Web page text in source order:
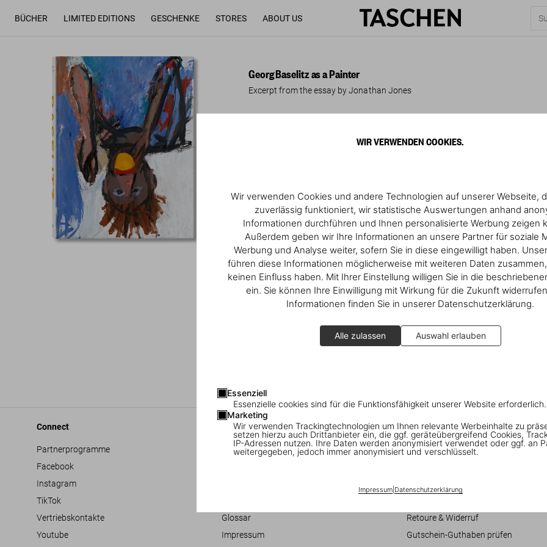
WIR VERWENDEN COOKIES.
Wir verwenden Cookies und andere Technologien auf unserer Webseite,
zuverlässig funktioniert, wir statistische Auswertungen anhand
Informationen durchführen und Ihnen personalisierte Werbung zeigen
Außerdem geben wir Ihre Informationen an unsere Partner für soziale
Werbung und Analyse weiter, sofern Sie in diese eingewilligt haben.
führen diese Informationen möglicherweise mit weiteren Daten
keinen Einfluss haben. Mit Ihrer Einstellung willigen Sie in die
ein. Sie können Ihre Einwilligung mit Wirkung für die Zukunft
Informationen finden Sie in unserer Datenschutzerklärung.
Alle zulassen Auswahl erlauben
Essenziell
Essenzielle cookies sind für die Funktionsfähigkeit unserer Website erforderlich.
Marketing
Wir verwenden Trackingtechnologien um Ihnen relevante Werbeinhalte zu
setzen hierzu auch Drittanbieter ein, die ggf. geräteübergreifend Cookies,
IP-Adressen nutzen. Ihre Daten werden anonymisiert verwendet oder ggf. an
weitergegeben, jedoch immer anonymisiert und verschlüsselt.
Impressum| Datenschutzerklärung
BÜCHER LIMITED EDITIONS GESCHENKE STORES ABOUT US
Georg Baselitz as a Painter
Excerpt from the essay by Jonathan Jones
It is not abstract just because it is upside down. It still has meaning, but the
.” Georg Baselitz
Read More
Connect
Partnerprogramme
Facebook
Instagram
TikTok
Vertriebskontakte
Youtube
Company
Allgemeine Geschäftsbedingungen
Glossar
Impressum
Verbraucherinformationen
Chat
Retoure & Widerruf
Gutschein-Guthaben prüfen